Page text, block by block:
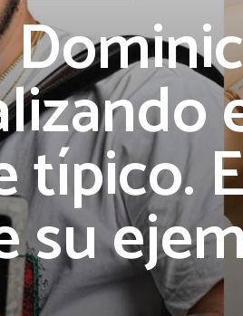
típico.
su